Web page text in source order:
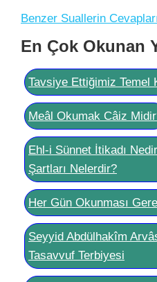
Benzer Suallerin
En Çok Okunan
Tavsiye Ettiğimiz Temel
Meâl Okumak Câiz
Ehl-i Sünnet İtikadı
Şartları Nelerdir?
Her Gün Okunması
Seyyid Abdülhakîm
Tasavvuf Terbiyesi